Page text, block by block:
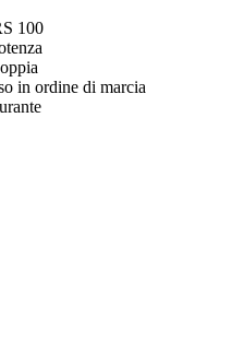
100
in ordine di marcia